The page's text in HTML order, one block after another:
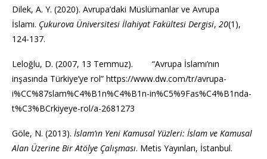
Dilek, A. Y. (2020). Avrupa’daki Müslümanlar ve Avrupa
İslamı. Çukurova Üniversitesi İlahiyat Fakültesi Dergisi, 20(1),
124-137.
Leloğlu, D. (2007, 13 Temmuz). “Avrupa İslamı’nın
inşasında Türkiye’ye rol” https://www.dw.com/tr/avrupa-
i%CC%87slam%C4%B1n%C4%B1n-in%C5%9Fas%C4%B1nda-
t%C3%BCrkiyeye-rol/a-2681273
Göle, N. (2013). İslam’ın Yeni Kamusal Yüzleri: İslam ve Kamusal
Alan Üzerine Bir Atölye Çalışması. Metis Yayınları, İstanbul.